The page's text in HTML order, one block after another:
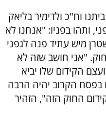
וח"כ ולדימיר בליאק
ותהו בפניו: "אנחנו לא
מיש עתיד פנה לגפני
"אני חושב שזה לא
הקידום שלו יביא
בפסח הקרוב יהיה הרבה
החוק הזה", הזהיר